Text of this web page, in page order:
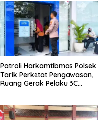
Patroli Harkamtibmas Polsek
Tarik Perketat Pengawasan,
Ruang Gerak Pelaku 3C